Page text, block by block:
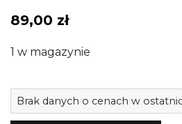
89,00 zł
1 w magazynie
Brak danych o cenach w